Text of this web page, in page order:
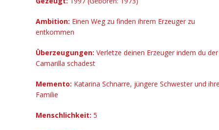
Ambition: Einen Weg zu finden ihrem Erzeuger zu
entkommen
Überzeugungen:Verletze deinen Erzeuger indem du der
Camarilla schadest
Memento: Katarina Schnarre, jüngere Schwester und
Familie
Menschlichkeit: 5